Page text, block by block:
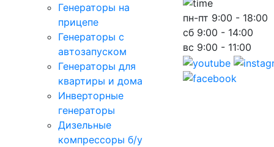
Генераторы на
прицепе
Генераторы с
автозапуском
Генераторы для
квартиры и дома
Инверторные
генераторы
Дизельные
компрессоры б/у
пн-пт 9:00 - 18:00
сб 9:00 - 14:00
вс 9:00 - 11:00